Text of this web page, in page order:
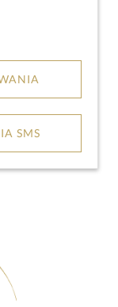
SMS